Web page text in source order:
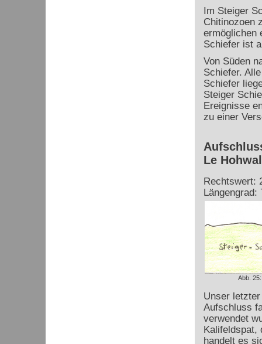
Im Steiger
Chitinozoen
ermöglichen
Schiefer ist
Von Süden
Schiefer.
Schiefer
Steiger
Ereignisse
zu einer
Le
Rechtswert:
Längengrad:
Abb.
Unser
Aufschluss
verwendet
Kalifeldspat,
handelt es